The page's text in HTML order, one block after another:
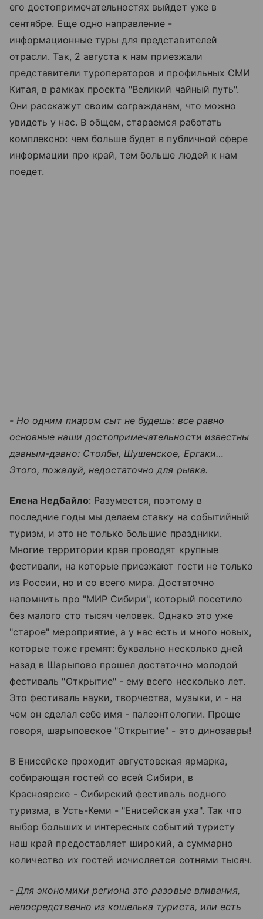
его достопримечательностях выйдет уже в
сентябре. Еще одно направление -
информационные туры для представителей
отрасли. Так, 2 августа к нам приезжали
представители туроператоров и профильных СМИ
Китая, в рамках проекта "Великий чайный путь".
Они расскажут своим согражданам, что можно
увидеть у нас. В общем, стараемся работать
комплексно: чем больше будет в публичной сфере
информации про край, тем больше людей к нам
поедет.
- Но одним пиаром сыт не будешь: все равно
основные наши достопримечательности известны
давным-давно: Столбы, Шушенское, Ергаки…
Этого, пожалуй, недостаточно для рывка.
Елена Недбайло: Разумеется, поэтому в
последние годы мы делаем ставку на событийный
туризм, и это не только большие праздники.
Многие территории края проводят крупные
фестивали, на которые приезжают гости не только
из России, но и со всего мира. Достаточно
напомнить про "МИР Сибири", который посетило
без малого сто тысяч человек. Однако это уже
"старое" мероприятие, а у нас есть и много новых,
которые тоже гремят: буквально несколько дней
назад в Шарыпово прошел достаточно молодой
фестиваль "Открытие" - ему всего несколько лет.
Это фестиваль науки, творчества, музыки, и - на
чем он сделал себе имя - палеонтологии. Проще
говоря, шарыповское "Открытие" - это динозавры!
В Енисейске проходит августовская ярмарка,
собирающая гостей со всей Сибири, в
Красноярске - Сибирский фестиваль водного
туризма, в Усть-Кеми - "Енисейская уха". Так что
выбор больших и интересных событий туристу
наш край предоставляет широкий, а суммарно
количество их гостей исчисляется сотнями тысяч.
- Для экономики региона это разовые вливания,
непосредственно из кошелька туриста, или есть